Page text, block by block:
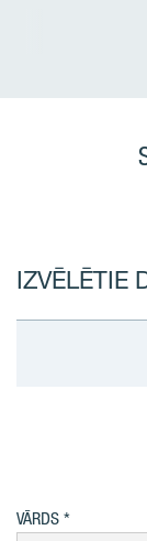
IZVĒLĒTIE
VĀRDS